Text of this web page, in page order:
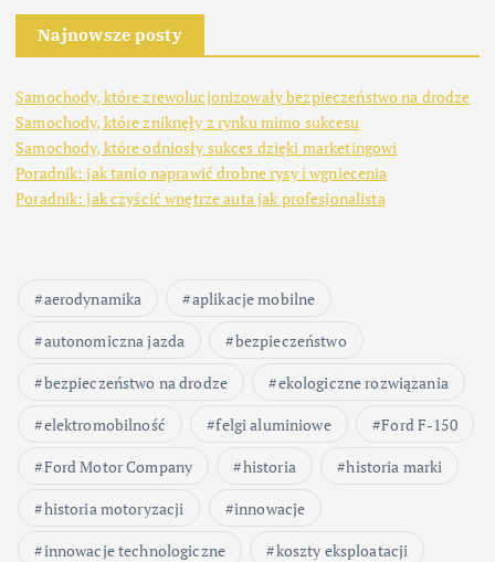
Najnowsze posty
Samochody, które zrewolucjonizowały bezpieczeństwo na drodze
Samochody, które zniknęły z rynku mimo sukcesu
Samochody, które odniosły sukces dzięki marketingowi
Poradnik: jak tanio naprawić drobne rysy i wgniecenia
Poradnik: jak czyścić wnętrze auta jak profesjonalista
aerodynamika
aplikacje mobilne
autonomiczna jazda
bezpieczeństwo
bezpieczeństwo na drodze
ekologiczne rozwiązania
elektromobilność
felgi aluminiowe
Ford F-150
Ford Motor Company
historia
historia marki
historia motoryzacji
innowacje
innowacje technologiczne
koszty eksploatacji